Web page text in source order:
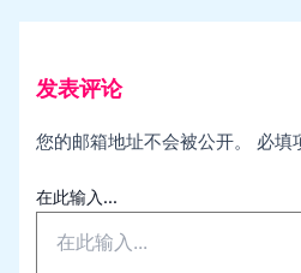
发表评论
您的邮箱地址不会被公开。 必填
在此输入...